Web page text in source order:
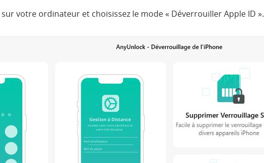
sur votre ordinateur et choisissez le mode « Déverrouiller Apple ID ».